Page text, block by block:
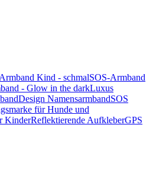
Kind - schmalSOS-Armband
- Glow in the darkLuxus
Design NamensarmbandSOS
für Hunde und
KinderReflektierende AufkleberGPS